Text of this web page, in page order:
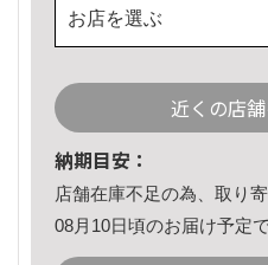
お店を選ぶ
近くの店
納期目安：
店舗在庫不足の為、取り
08月10日頃のお届け予定で